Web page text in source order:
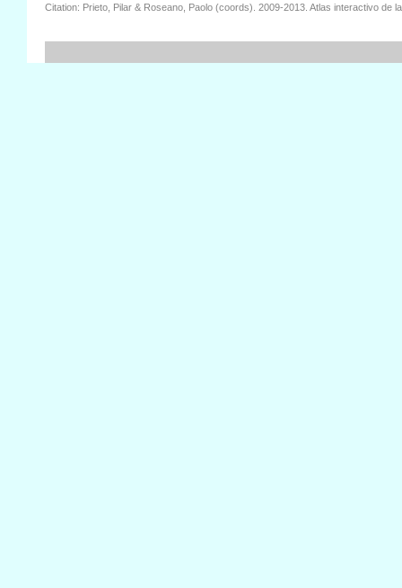
Citation: Prieto, Pilar & Roseano, Paolo (coords). 2009-2013. Atlas interactivo de